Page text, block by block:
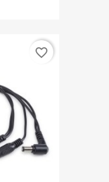
favorite_border